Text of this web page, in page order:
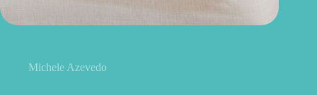
Michele Azevedo